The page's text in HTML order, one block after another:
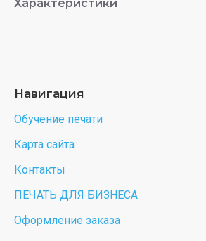
Характеристики
Навигация
Обучение печати
Карта сайта
Контакты
ПЕЧАТЬ ДЛЯ БИЗНЕСА
Оформление заказа